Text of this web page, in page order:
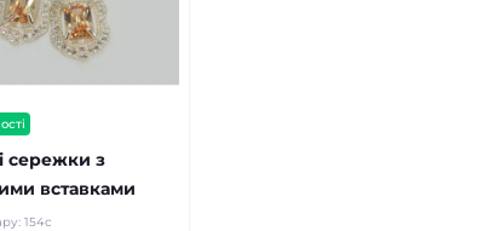
сережки з
вставками
154с